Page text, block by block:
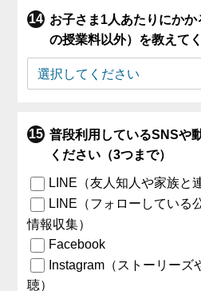
お子さま1人あたりにか
の授業料以外）を教えてく
普段利用しているSNSや
ください（3つまで）
LINE（友人知人や家族と
LINE（フォローしている
情報収集）
Facebook
Instagram（ストーリーズ
聴）